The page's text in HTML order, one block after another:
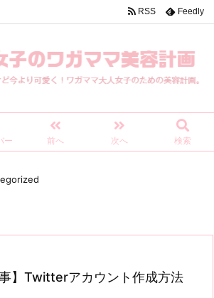
ー 前へ 次へ 検索
RSS Feedly
】Twitterアカウント作成方法